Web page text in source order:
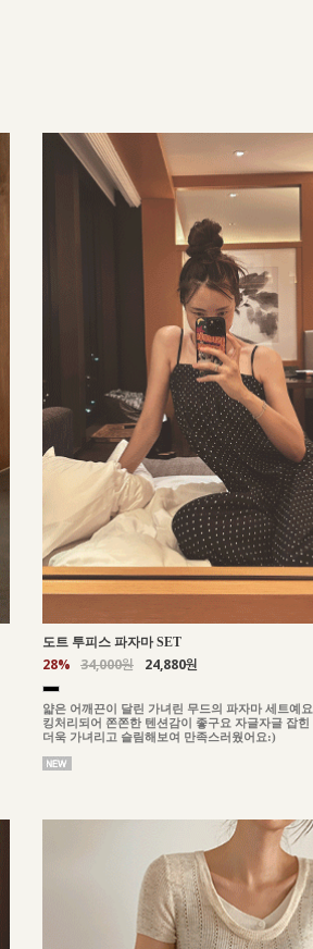
도트 투피스 파자마 SET
28% 34,000원 24,880원
얇은 어깨끈이 달린 가녀린 무드의 파자마 세트예
킹처리되어 쫀쫀한 텐션감이 좋구요 자글자글 잡
더욱 가녀리고 슬림해보여 만족스러웠어요:)